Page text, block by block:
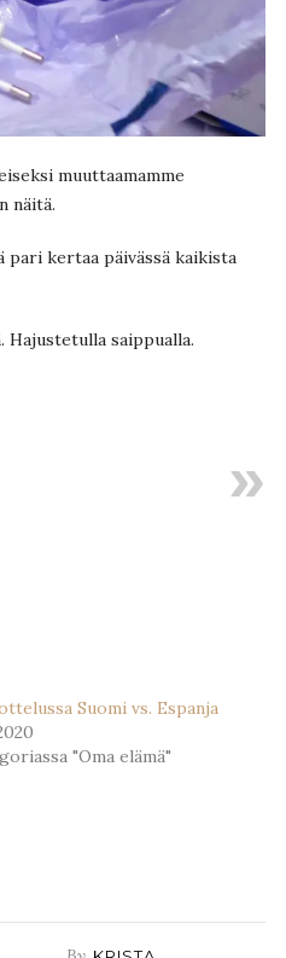
muuttaamamme
näitä.
pari kertaa päivässä kaikista
Hajustetulla saippualla.
Suomi vs. Espanja
"Oma elämä"